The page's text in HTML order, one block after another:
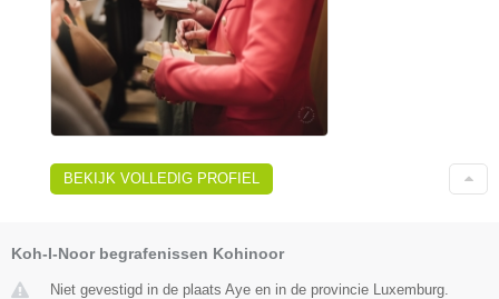
BEKIJK VOLLEDIG PROFIEL
Koh-I-Noor begrafenissen Kohinoor
Niet gevestigd in de plaats Aye en in de provincie Luxemburg.